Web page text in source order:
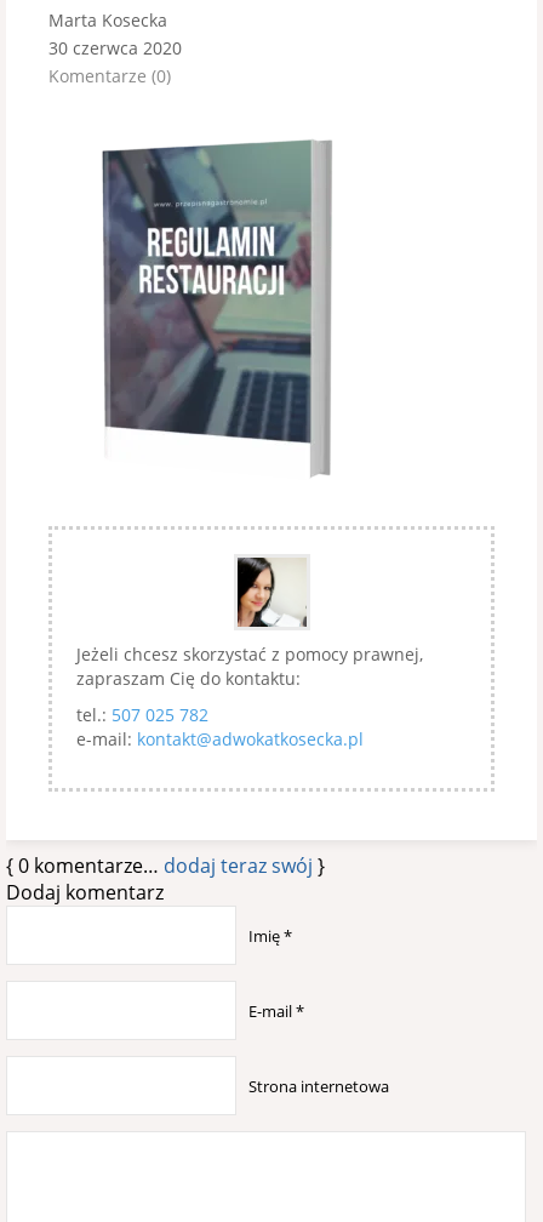
Marta Kosecka
30 czerwca 2020
Komentarze (0)
Jeżeli chcesz skorzystać z pomocy prawnej,
zapraszam Cię do kontaktu:
tel.: 507 025 782
e-mail: kontakt@adwokatkosecka.pl
{0 komentarze… dodaj teraz swój }
Dodaj komentarz
Imię*
E-mail*
Strona internetowa